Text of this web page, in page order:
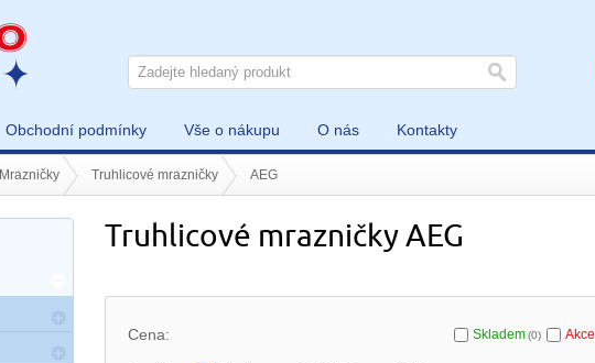
Obchodní podmínky Vše o nákupu O nás Kontakty
Mrazničky Truhlicové mrazničky AEG
Truhlicové mrazničky AEG
Cena: Skladem(0) Akce